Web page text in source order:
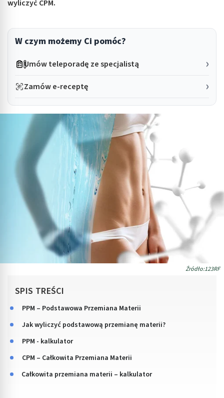
wyliczyć CPM.
W czym możemy Ci pomóc?
Umów teleporadę ze specjalistą
Zamów e-receptę
Źródło:123RF
SPIS TREŚCI
PPM – Podstawowa Przemiana Materii
Jak wyliczyć podstawową przemianę materii?
PPM - kalkulator
CPM – Całkowita Przemiana Materii
Całkowita przemiana materii – kalkulator